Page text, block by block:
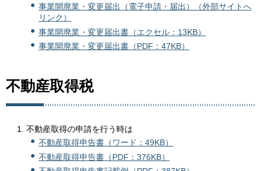
事業開廃業・変更届出（電子申請・届出）（外部サイトへ
リンク）
事業開廃業・変更届出書（エクセル：13KB）
事業開廃業・変更届出書（PDF：47KB）
不動産取得税
不動産取得の申請を行う時は
不動産取得申告書（ワード：49KB）
不動産取得申告書（PDF：376KB）